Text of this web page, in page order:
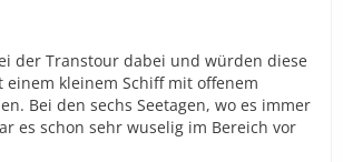
der Transtour dabei und würden diese
kleinem Schiff mit offenem
Bei den sechs Seetagen, wo es immer
es schon sehr wuselig im Bereich vor